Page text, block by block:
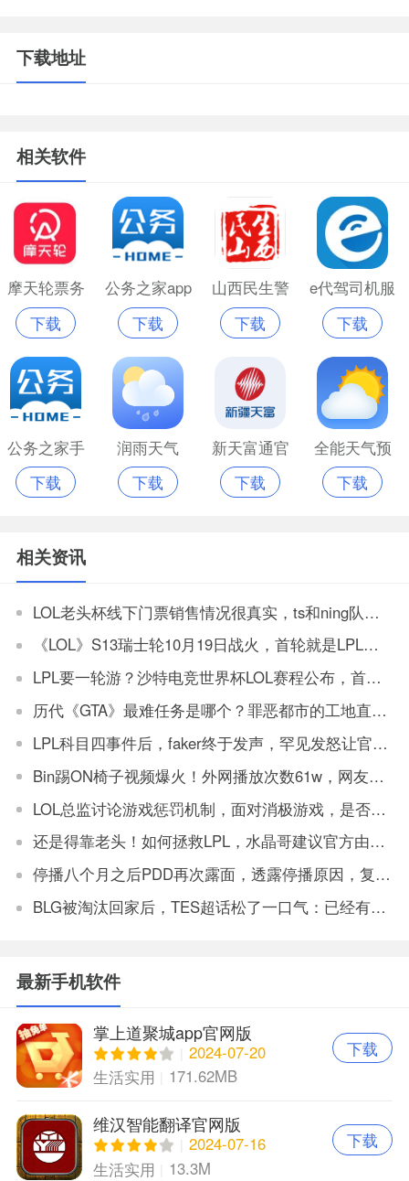
下载地址
相关软件
摩天轮票务
app官方苹果
手机版
下载
公务之家app
官网版
下载
山西民生警
务app
下载
e代驾司机服
务平台
下载
公务之家手
机版
下载
润雨天气
下载
新天富通官
方最新版
下载
全能天气预
报最新版本
下载
相关资讯
LOL老头杯线下门票销售情况很真实，ts和ning队门票全部售罄，另一场最低价还有票
《LOL》S13瑞士轮10月19日战火，首轮就是LPL大战LCK
LPL要一轮游？沙特电竞世界杯LOL赛程公布，首轮就是LPL大战LCK
历代《GTA》最难任务是哪个？罪恶都市的工地直升机获得玩家最高票数
LPL科目四事件后，faker终于发声，罕见发怒让官方解决
Bin踢ON椅子视频爆火！外网播放次数61w，网友：坏事传千里
LOL总监讨论游戏惩罚机制，面对消极游戏，是否要永久封机器？
还是得靠老头！如何拯救LPL，水晶哥建议官方由观众投票让老头复出打比赛
停播八个月之后PDD再次露面，透露停播原因，复播将不会在斗鱼
BLG被淘汰回家后，TES超话松了一口气：已经有垫底得了
最新手机软件
掌上道聚城app官网版
2024-07-20
生活实用
171.62MB
下载
维汉智能翻译官网版
2024-07-16
生活实用
13.3M
下载